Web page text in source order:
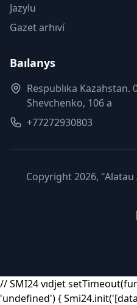
Jazylu
Gazet arhıví
Baılanys
Respublıka Kazahstan.
Shevchenko, 106 a
+77272930803
Copyright 2026,
// SMI24 vıdjet
'undefined') {